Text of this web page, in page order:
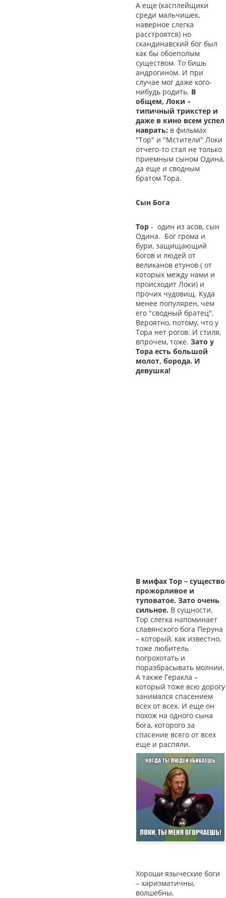
А еще (касплейщики
среди мальчишек,
наверное слегка
расстроятся) но
скандинавский бог был
как бы обоеполым
существом. То бишь
андрогином. И при
случае мог даже кого-
нибудь родить. В
общем, Локи –
типичный трикстер и
даже в кино всем успел
наврать: в фильмах
"Тор" и "Мстители" Локи
отчего-то стал не только
приемным сыном Одина,
да еще и сводным
братом Тора.
Сын Бога
Тор - один из асов, сын
Одина. Бог грома и
бури, защищающий
богов и людей от
великанов етунов ( от
которых между нами и
происходит Локи) и
прочих чудовищ. Куда
менее популярен, чем
его "сводный братец".
Вероятно, потому, что у
Тора нет рогов. И стиля,
впрочем, тоже. Зато у
Тора есть большой
молот, борода. И
девушка!
В мифах Тор – существо
прожорливое и
туповатое. Зато очень
сильное. В сущности,
Тор слегка напоминает
славянского бога Перуна
– который, как известно,
тоже любитель
погрохотать и
поразбрасывать молнии.
А также Геракла –
который тоже всю дорогу
занимался спасением
всех от всех. И еще он
похож на одного сына
бога, которого за
спасение всего от всех
еще и распяли.
Хороши языческие боги
– харизматичны,
волшебны,